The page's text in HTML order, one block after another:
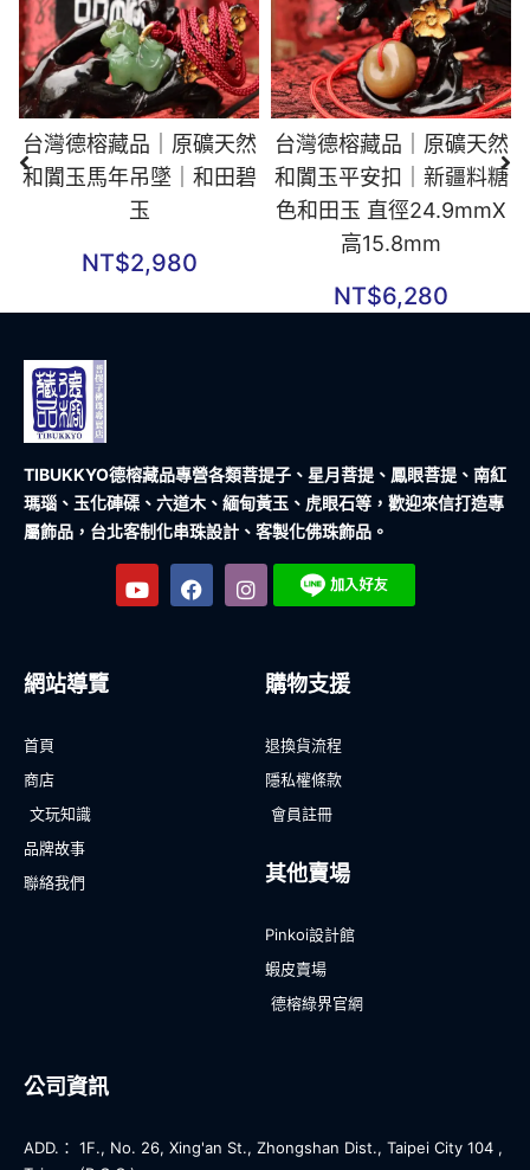
台灣德榕藏品｜原礦天然
和闐玉馬年吊墜｜和田碧
玉
NT$2,980
台灣德榕藏品｜原礦天然
和闐玉平安扣｜新疆料糖
色和田玉 直徑24.9mmX
高15.8mm
NT$6,280
TIBUKKYO德榕藏品專營各類菩提子、星月菩提、鳳眼菩提、南紅
瑪瑙、玉化硨磲、六道木、緬甸黃玉、虎眼石等，歡迎來信打造專
屬飾品，台北客制化串珠設計、客製化佛珠飾品。
網站導覽
首頁
商店
文玩知識
品牌故事
聯絡我們
購物支援
退換貨流程
隱私權條款
會員註冊
其他賣場
Pinkoi設計館
蝦皮賣場
德榕綠界官網
公司資訊
ADD.： 1F., No. 26, Xing'an St., Zhongshan Dist., Taipei City 104 ,